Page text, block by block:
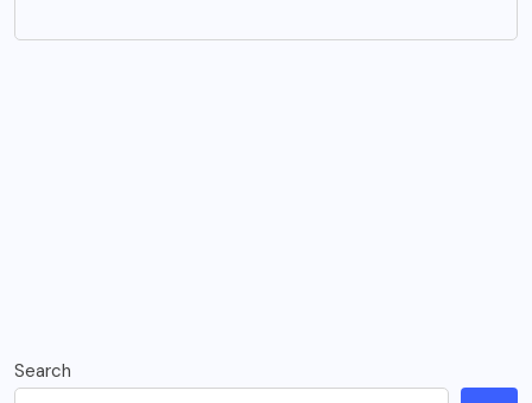
Search